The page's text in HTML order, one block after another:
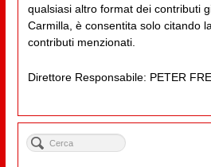
qualsiasi altro format dei contributi
Carmilla, è consentita solo citando
contributi menzionati.
Direttore Responsabile: PETER